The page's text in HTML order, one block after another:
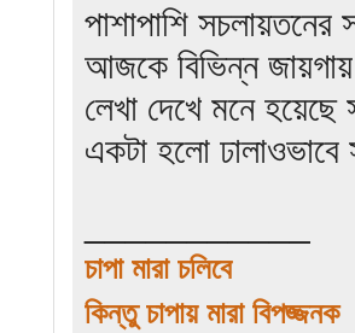
পাশাপাশি
আজকে বিভিন্ন
লেখা দেখে মনে
একটা হলো
চাপা মারা চলিবে
কিন্তু চাপায় মারা বিপজ্জনক